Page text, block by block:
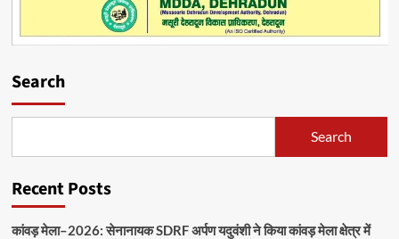
Search
Search
Recent Posts
कांवड़ मेला–2026: सेनानायक SDRF अर्पण यदुवंशी ने किया कांवड़ मेला क्षेत्र में